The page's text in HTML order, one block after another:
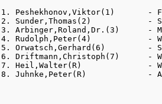
1. Peshekhonov,Viktor(1)
2. Sunder,Thomas(2)            -
3. Arbinger,Roland,Dr.(3)      -
4. Rudolph,Peter(4)            -
5. Orwatsch,Gerhard(6)         -
6. Driftmann,Christoph(7)      -
7. Heil,Walter(R)              -